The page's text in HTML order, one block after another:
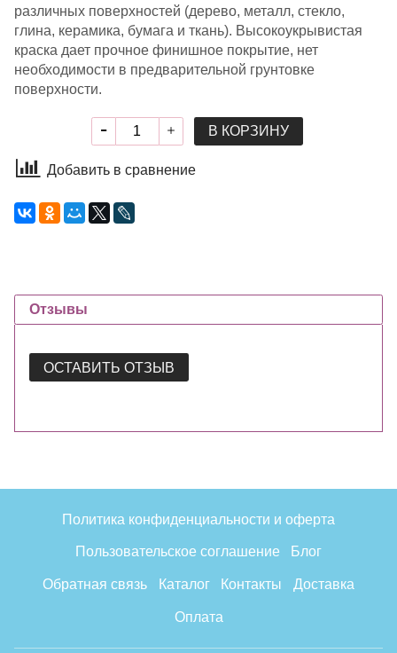
различных поверхностей (дерево, металл, стекло,
глина, керамика, бумага и ткань). Высокоукрывистая
краска дает прочное финишное покрытие, нет
необходимости в предварительной грунтовке
поверхности.
В КОРЗИНУ
Добавить в сравнение
Отзывы
ОСТАВИТЬ ОТЗЫВ
Политика конфиденциальности и оферта
Пользовательское соглашение Блог
Обратная связь Каталог Контакты Доставка
Оплата